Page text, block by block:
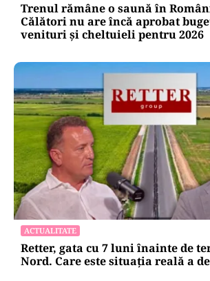
Trenul rămâne o saună în
Călători nu are încă aprobat
venituri și cheltuieli pentru 2026
ACTUALITATE
Retter, gata cu 7 luni înainte de
Nord. Care este situația reală a